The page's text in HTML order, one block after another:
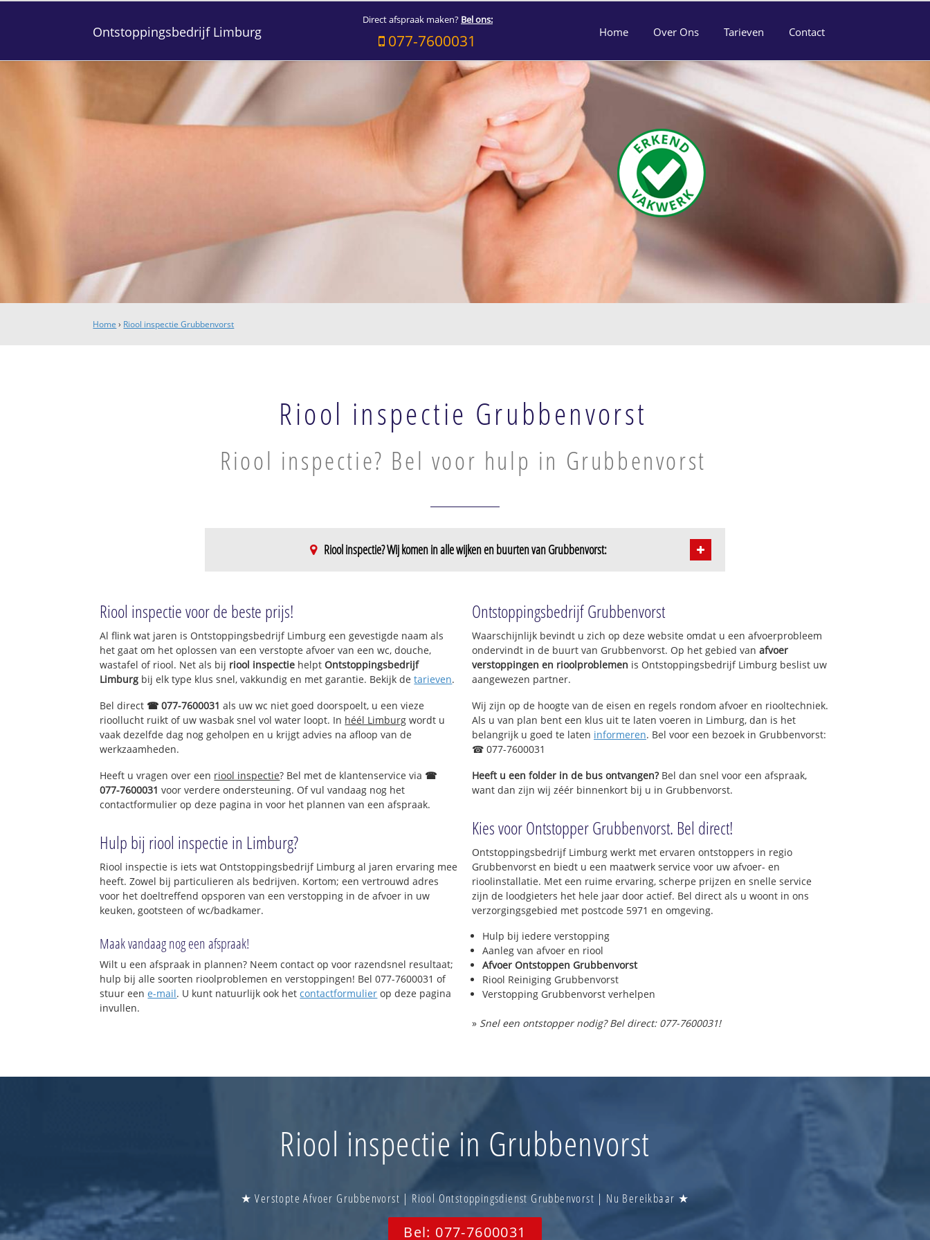
Ontstoppingsbedrijf Limburg
Direct afspraak maken? Bel ons:
077-7600031 Home Over Ons Tarieven Contact
Home › Riool inspectie Grubbenvorst
Riool inspectie Grubbenvorst
Riool inspectie? Bel voor hulp in Grubbenvorst
Riool inspectie? Wij komen in alle wijken en buurten van Grubbenvorst:
De Comert
t Reuvelt
Middelreuvelt
Tuinhaversveld
Riool inspectie voor de beste prijs!
Al flink wat jaren is Ontstoppingsbedrijf Limburg een gevestigde naam als
het gaat om het oplossen van een verstopte afvoer van een wc, douche,
wastafel of riool. Net als bij riool inspectie helptOntstoppingsbedrijf
Limburg bij elk type klus snel, vakkundig en met garantie. Bekijk detarieven.
Bel direct ☎ 077-7600031 als uw wc niet goed doorspoelt, u een vieze
rioollucht ruikt of uw wasbak snel vol water loopt. In héél Limburg wordt u
vaak dezelfde dag nog geholpen en u krijgt advies na afloop van de
werkzaamheden.
Heeft u vragen over een riool inspectie? Bel met de klantenservice via ☎
077-7600031 voor verdere ondersteuning. Of vul vandaag nog het
contactformulier op deze pagina in voor het plannen van een afspraak.
Hulp bij riool inspectie in Limburg?
Riool inspectie is iets wat Ontstoppingsbedrijf Limburg al jaren ervaring mee
heeft. Zowel bij particulieren als bedrijven. Kortom; een vertrouwd adres
voor het doeltreffend opsporen van een verstopping in de afvoer in uw
keuken, gootsteen of wc/badkamer.
Maak vandaag nog een afspraak!
Wilt u een afspraak in plannen? Neem contact op voor razendsnel resultaat;
hulp bij alle soorten rioolproblemen en verstoppingen! Bel 077-7600031 of
stuur eene-mail. U kunt natuurlijk ook hetcontactformulier op deze pagina
invullen.
Ontstoppingsbedrijf Grubbenvorst
Waarschijnlijk bevindt u zich op deze website omdat u een afvoerprobleem
ondervindt in de buurt van Grubbenvorst. Op het gebied van afvoer
verstoppingen en rioolproblemen is Ontstoppingsbedrijf Limburg beslist uw
aangewezen partner.
Wij zijn op de hoogte van de eisen en regels rondom afvoer en riooltechniek.
Als u van plan bent een klus uit te laten voeren in Limburg, dan is het
belangrijk u goed te laten informeren. Bel voor een bezoek in Grubbenvorst:
☎ 077-7600031
Heeft u een folder in de bus ontvangen?Bel dan snel voor een afspraak,
want dan zijn wij zéér binnenkort bij u in Grubbenvorst.
Kies voor Ontstopper Grubbenvorst. Bel direct!
Ontstoppingsbedrijf Limburg werkt met ervaren ontstoppers in regio
Grubbenvorst en biedt u een maatwerk service voor uw afvoer- en
rioolinstallatie. Met een ruime ervaring, scherpe prijzen en snelle service
zijn de loodgieters het hele jaar door actief. Bel direct als u woont in ons
verzorgingsgebied met postcode 5971 en omgeving.
Hulp bij iedere verstopping
Aanleg van afvoer en riool
Afvoer Ontstoppen Grubbenvorst
Riool Reiniging Grubbenvorst
Verstopping Grubbenvorst verhelpen
» Snel een ontstopper nodig? Bel direct: 077-7600031!
Riool inspectie in Grubbenvorst
★ Verstopte Afvoer Grubbenvorst | Riool Ontstoppingsdienst Grubbenvorst | Nu Bereikbaar ★
Bel: 077-7600031